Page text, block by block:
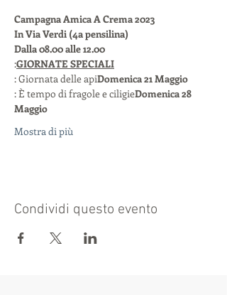
Campagna Amica A Crema 2023
In Via Verdi (4a pensilina)
Dalla 08.00 alle 12.00
:GIORNATE SPECIALI
: Giornata delle apiDomenica 21 Maggio
: È tempo di fragole e ciligieDomenica 28
Maggio
Mostra di più
Condividi questo evento